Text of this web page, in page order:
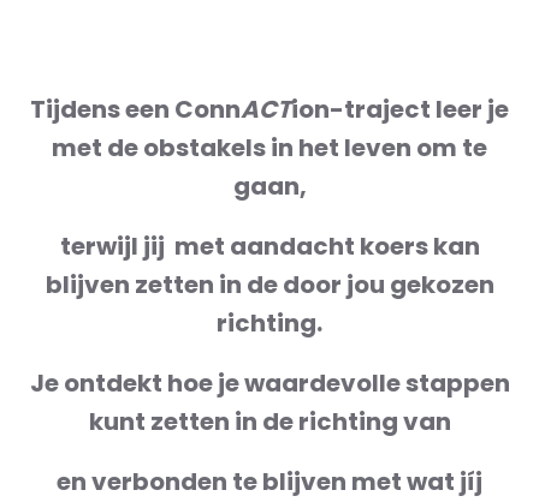
Tijdens een ConnACTion-traject leer je
met de obstakels in het leven om te
gaan,
terwijl jij met aandacht koers kan
blijven zetten in de door jou gekozen
richting.
Je ontdekt hoe je waardevolle stappen
kunt zetten in de richting van
en verbonden te blijven met wat jíj